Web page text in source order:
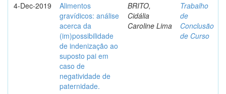
4-Dec-2019
Alimentos
gravídicos: análise
acerca da
(im)possibilidade
de indenização ao
suposto pai em
caso de
negatividade de
paternidade.
BRITO,
Cidália
Caroline Lima
Trabalho
de
Conclusão
de Curso